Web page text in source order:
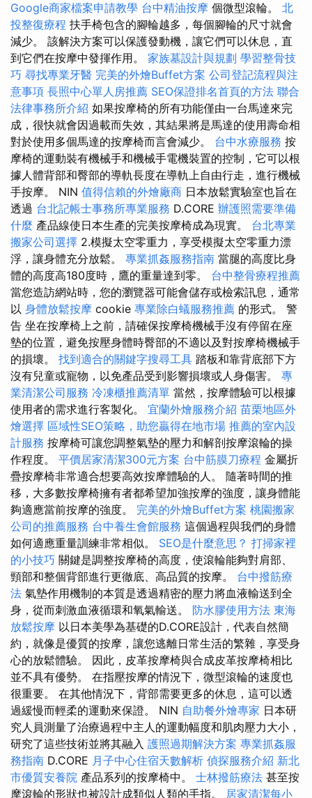
Google商家檔案申請教學 台中精油按摩 個微型滾輪。 北
投整復療程 扶手椅包含的腳輪越多，每個腳輪的尺寸就會
減少。 該解決方案可以保護發動機，讓它們可以休息，直
到它們在按摩中發揮作用。 家族墓設計與規劃 學習整骨技
巧 尋找專業牙醫 完美的外燴Buffet方案 公司登記流程與注
意事項 長照中心單人房推薦 SEO保證排名首頁的方法 聯合
法律事務所介紹 如果按摩椅的所有功能僅由一台馬達來完
成，很快就會因過載而失效，其結果將是馬達的使用壽命相
對於使用多個馬達的按摩椅而言會減少。 台中水療服務 按
摩椅的運動裝有機械手和機械手電機裝置的控制，它可以根
據人體背部和臀部的導軌長度在導軌上自由行走，進行機械
手按摩。 NIN 值得信賴的外燴廠商 日本放鬆實驗室也旨在
透過 台北記帳士事務所專業服務 D.CORE 辦護照需要準備
什麼 產品線使日本生產的完美按摩椅成為現實。 台北專業
搬家公司選擇 2.模擬太空零重力，享受模擬太空零重力漂
浮，讓身體充分放鬆。 專業抓姦服務指南 當腿的高度比身
體的高度高180度時，鷹的重量達到零。 台中整骨療程推薦
當您造訪網站時，您的瀏覽器可能會儲存或檢索訊息，通常
以 身體放鬆按摩 cookie 專業除白蟻服務推薦 的形式。 警
告 坐在按摩椅上之前，請確保按摩椅機械手沒有停留在座
墊的位置，避免按壓身體時臀部的不適以及對按摩椅機械手
的損壞。 找到適合的關鍵字搜尋工具 踏板和靠背底部下方
沒有兒童或寵物，以免產品受到影響損壞或人身傷害。 專
業清潔公司服務 冷凍櫃推薦清單 當然，按摩體驗可以根據
使用者的需求進行客製化。 宜蘭外燴服務介紹 苗栗地區外
燴選擇 區域性SEO策略，助您贏得在地市場 推薦的室內設
計服務 按摩椅可讓您調整氣墊的壓力和解剖按摩滾輪的操
作程度。 平價居家清潔300元方案 台中筋膜刀療程 金屬折
疊按摩椅非常適合想要高效按摩體驗的人。 隨著時間的推
移，大多數按摩椅擁有者都希望加強按摩的強度，讓身體能
夠適應當前按摩的強度。 完美的外燴Buffet方案 桃園搬家
公司的推薦服務 台中養生會館服務 這個過程與我們的身體
如何適應重量訓練非常相似。 SEO是什麼意思？ 打掃家裡
的小技巧 關鍵是調整按摩椅的高度，使滾輪能夠對肩部、
頸部和整個背部進行更徹底、高品質的按摩。 台中撥筋療
法 氣墊作用機制的本質是透過精密的壓力將血液輸送到全
身，從而刺激血液循環和氧氣輸送。 防水膠使用方法 東海
放鬆按摩 以日本美學為基礎的D.CORE設計，代表自然簡
約，就像是優質的按摩，讓您逃離日常生活的繁雜，享受身
心的放鬆體驗。 因此，皮革按摩椅與合成皮革按摩椅相比
並不具有優勢。 在指壓按摩的情況下，微型滾輪的速度也
很重要。 在其他情況下，背部需要更多的休息，這可以透
過緩慢而輕柔的運動來保證。 NIN 自助餐外燴專家 日本研
究人員測量了治療過程中主人的運動幅度和肌肉壓力大小，
研究了這些技術並將其融入 護照過期解決方案 專業抓姦服
務指南 D.CORE 月子中心住宿天數解析 偵探服務介紹 新北
市優質安養院 產品系列的按摩椅中。 士林撥筋療法 甚至按
摩滾輪的形狀也被設計成類似人類的手指。 居家清潔每小